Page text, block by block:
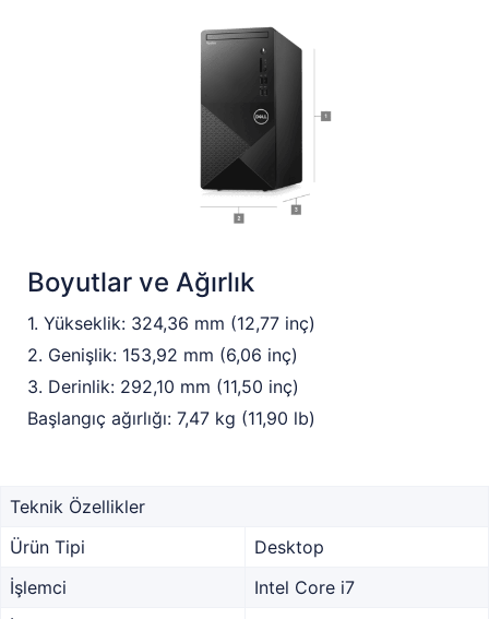
Boyutlar ve Ağırlık
1. Yükseklik: 324,36 mm (12,77 inç)
2. Genişlik: 153,92 mm (6,06 inç)
3. Derinlik: 292,10 mm (11,50 inç)
Başlangıç ağırlığı: 7,47 kg (11,90 lb)
Teknik Özellikler
Ürün Tipi
Desktop
İşlemci
Intel Core i7